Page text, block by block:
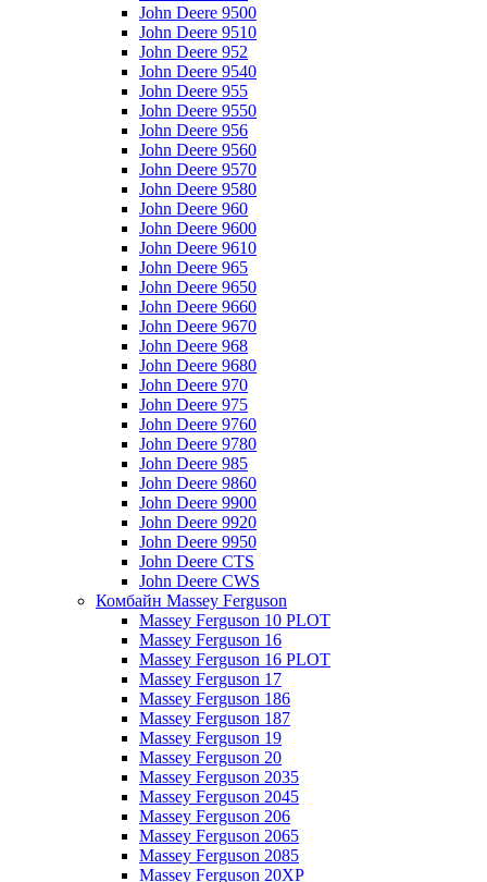
John Deere 9500
John Deere 9510
John Deere 952
John Deere 9540
John Deere 955
John Deere 9550
John Deere 956
John Deere 9560
John Deere 9570
John Deere 9580
John Deere 960
John Deere 9600
John Deere 9610
John Deere 965
John Deere 9650
John Deere 9660
John Deere 9670
John Deere 968
John Deere 9680
John Deere 970
John Deere 975
John Deere 9760
John Deere 9780
John Deere 985
John Deere 9860
John Deere 9900
John Deere 9920
John Deere 9950
John Deere CTS
John Deere CWS
Комбайн Massey Ferguson
Massey Ferguson 10 PLOT
Massey Ferguson 16
Massey Ferguson 16 PLOT
Massey Ferguson 17
Massey Ferguson 186
Massey Ferguson 187
Massey Ferguson 19
Massey Ferguson 20
Massey Ferguson 2035
Massey Ferguson 2045
Massey Ferguson 206
Massey Ferguson 2065
Massey Ferguson 2085
Massey Ferguson 20XP